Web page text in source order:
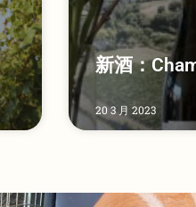
新酒：
20 3 月 2023